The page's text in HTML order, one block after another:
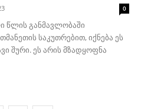
0
წლის განმავლობაში
საკუთრებით, იქნება ეს
შური. ეს არის მზადყოფნა